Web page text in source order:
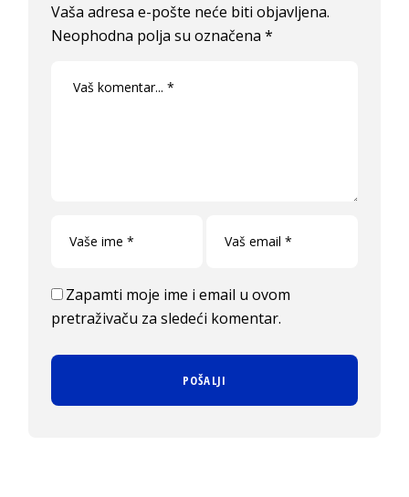
Vaša adresa e-pošte neće biti objavljena.
Neophodna polja su označena*
Zapamti moje ime i email u ovom
pretraživaču za sledeći komentar.